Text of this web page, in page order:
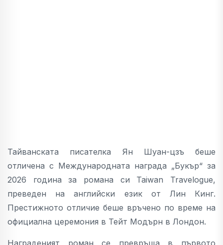
Тайванската писателка Ян Шуан-цзъ беше
отличена с Международната награда „Букър“ за
2026 година за романа си Taiwan Travelogue,
преведен на английски език от Лин Кинг.
Престижното отличие беше връчено по време на
официална церемония в Тейт Модърн в Лондон.
Награденият роман се превръща в първото